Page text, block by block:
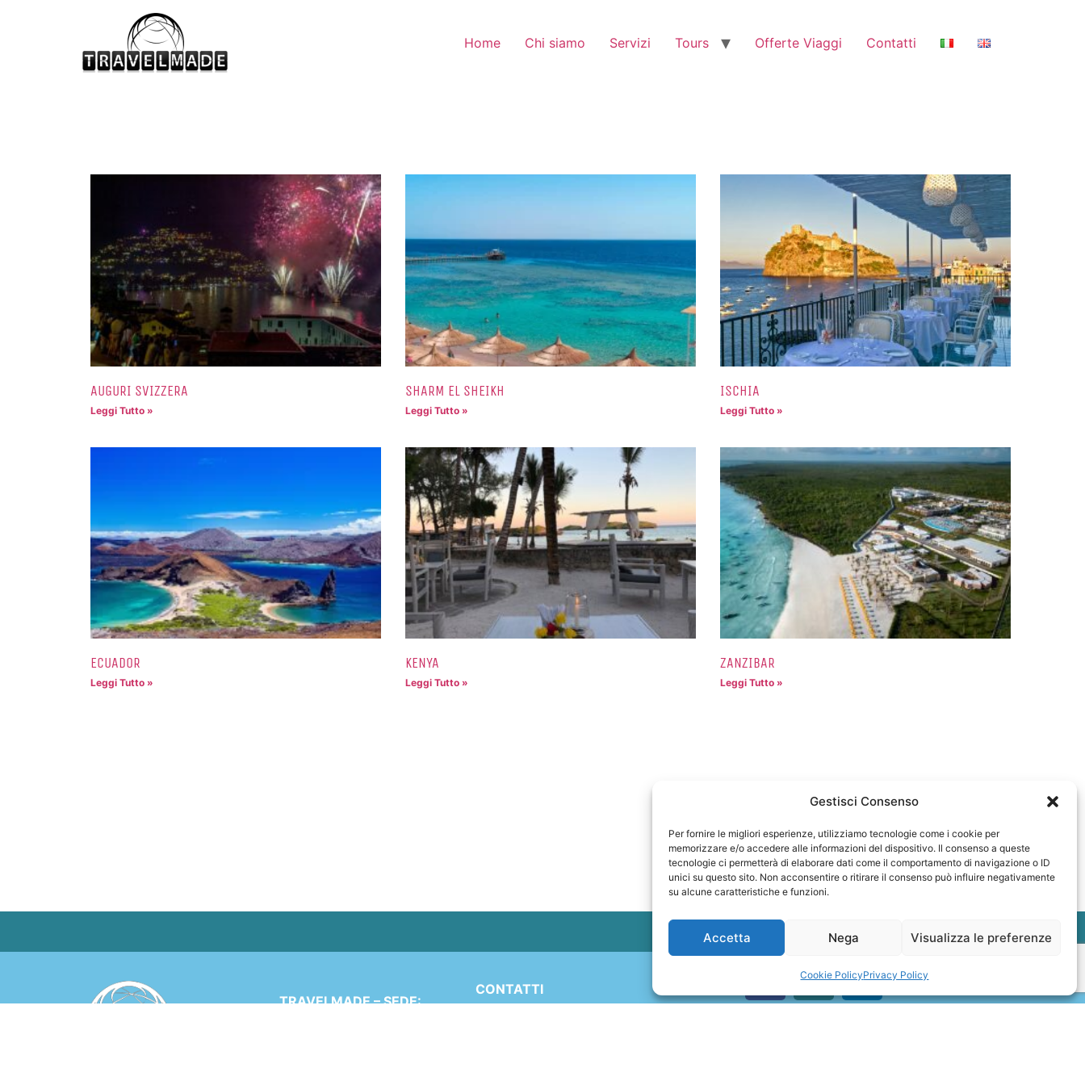
Gestisci Consenso
Per fornire le migliori esperienze, utilizziamo tecnologie come i cookie per
memorizzare e/o accedere alle informazioni del dispositivo. Il consenso a queste
tecnologie ci permetterà di elaborare dati come il comportamento di navigazione o ID
unici su questo sito. Non acconsentire o ritirare il consenso può influire negativamente
su alcune caratteristiche e funzioni.
Accetta Nega Visualizza le preferenze
Cookie PolicyPrivacy Policy
Home Chi siamo Servizi Tours Offerte Viaggi Contatti
AUGURI SVIZZERA
Leggi Tutto »
SHARM EL SHEIKH
Leggi Tutto »
ISCHIA
Leggi Tutto »
ECUADOR
Leggi Tutto »
KENYA
Leggi Tutto »
ZANZIBAR
Leggi Tutto »
TRAVELMADE – SEDE:
CONTATTI
+41 91 2207618